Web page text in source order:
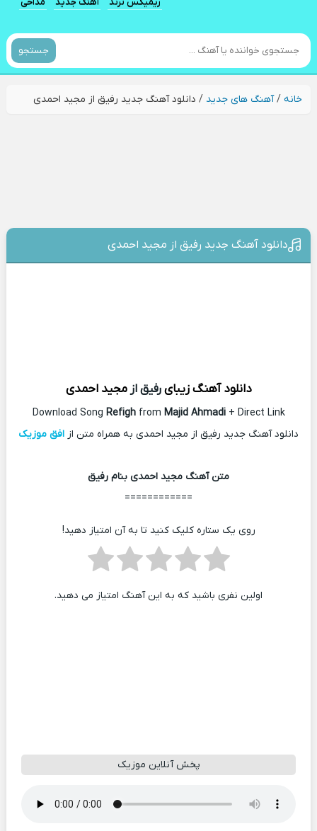
جستجو
خانه/آهنگ های جدید / دانلود آهنگ جدید رفیق از مجید احمدی
دانلود آهنگ جدید رفیق از مجید احمدی
دانلود آهنگ زیبای رفیق ازمجید احمدی
Download Song Refighfrom Majid Ahmadi+ Direct Link
دانلود آهنگ جدید رفیق از مجید احمدی به همراه متن از افق موزیک
متن آهنگ مجید احمدی بنام رفیق
============
روی یک ستاره کلیک کنید تا به آن امتیاز دهید!
اولین نفری باشید که به این آهنگ امتیاز می دهید.
پخش آنلاین موزیک